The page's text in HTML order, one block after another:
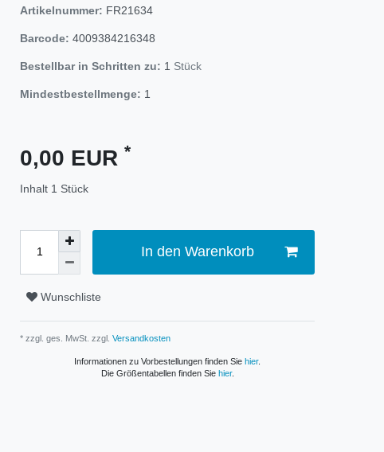
Artikelnummer: FR21634
Barcode: 4009384216348
Bestellbar in Schritten zu: 1 Stück
Mindestbestellmenge: 1
0,00 EUR *
Inhalt 1 Stück
In den Warenkorb
Wunschliste
* zzgl. ges. MwSt. zzgl. Versandkosten
Informationen zu Vorbestellungen finden Sie hier.
Die Größentabellen finden Sie hier.